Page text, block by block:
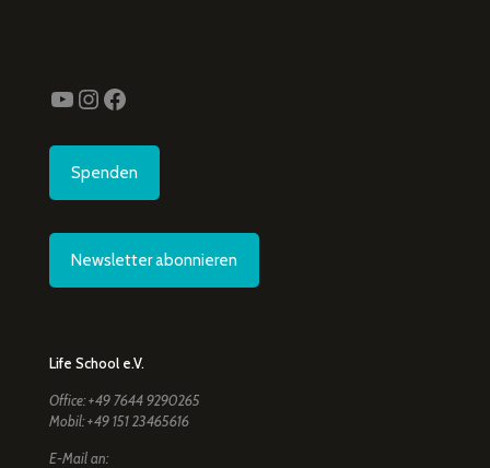
YouTube
Instagram
Facebook
Spenden
Newsletter abonnieren
Life School e.V.
Office: +49 7644 9290265
Mobil: +49 151 23465616
E-Mail an: